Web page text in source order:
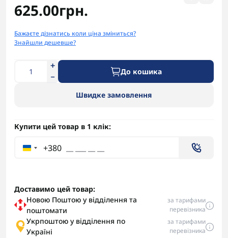
625.00грн.
Бажаєте дізнатись коли ціна зміниться?
Знайшли дешевше?
До кошика
Швидке замовлення
Купити цей товар в 1 клік:
+380
Доставимо цей товар:
Новою Поштою у відділення та
поштомати
за тарифами
перевізника
Укрпоштою у відділення по
Україні
за тарифами
перевізника